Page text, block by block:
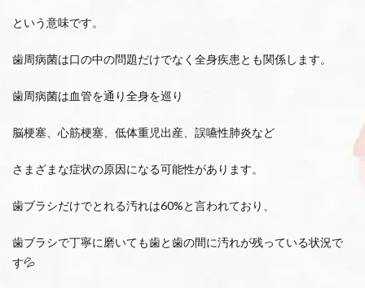
という意味です。
歯周病菌は口の中の問題だけでなく全身疾患とも関係します。
歯周病菌は血管を通り全身を巡り
脳梗塞、心筋梗塞、低体重児出産、誤嚥性肺炎など
さまざまな症状の原因になる可能性があります。
歯ブラシだけでとれる汚れは60%と言われており、
歯ブラシで丁寧に磨いても歯と歯の間に汚れが残っている状況で
す💦